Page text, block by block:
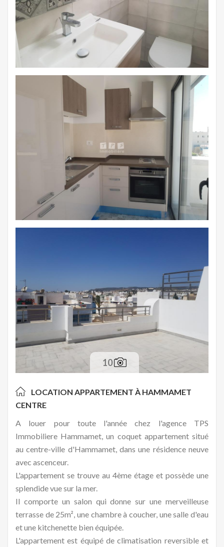
10
LOCATION APPARTEMENT À HAMMAMET
CENTRE
A louer pour toute l'année chez l'agence TPS
Immobiliere Hammamet, un coquet appartement situé
au centre-ville d'Hammamet, dans une résidence neuve
avec ascenceur.
L'appartement se trouve au 4ème étage et possède une
splendide vue sur la mer.
Il comporte un salon qui donne sur une merveilleuse
terrasse de 25m², une chambre à coucher, une salle d'eau
et une kitchenette bien équipée.
L'appartement est équipé de climatisation reversible et